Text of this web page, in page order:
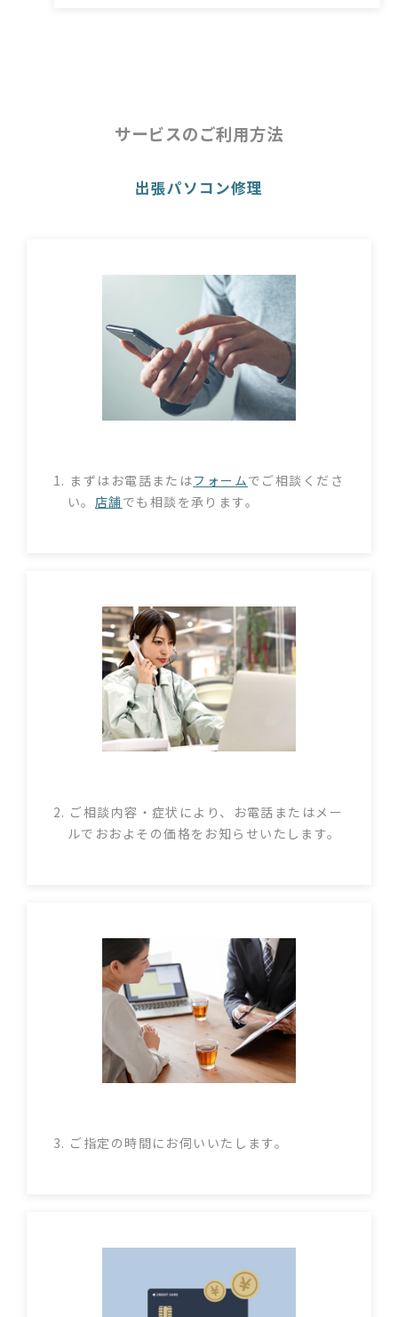
サービスのご利用方法
出張パソコン修理
1. まずはお電話またはフォームでご相談くださ
い。 店舗 でも相談を承ります。
2. ご相談内容・症状により、お電話またはメー
ルでおおよその価格をお知らせいたします。
3. ご指定の時間にお伺いいたします。